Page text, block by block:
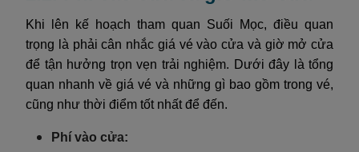
Khi lên kế hoạch tham quan Suối Mọc, điều quan
trọng là phải cân nhắc giá vé vào cửa và giờ mở cửa
để tận hưởng trọn vẹn trải nghiệm. Dưới đây là tổng
quan nhanh về giá vé và những gì bao gồm trong vé,
cũng như thời điểm tốt nhất để đến.
Phí vào cửa: